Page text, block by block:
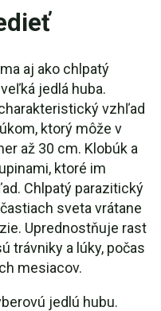
aj ako chlpatý
jedlá huba.
vzhľad
ktorý môže v
až 30 cm. Klobúk a
ktoré im
Chlpatý parazitický
sveta vrátane
Uprednostňuje rast
trávniky a lúky, počas
mesiacov.
jedlú hubu.